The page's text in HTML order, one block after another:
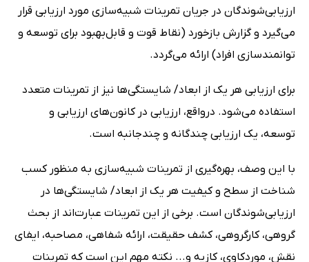
ارزیابی‌شوندگان در جریان تمرینات شبیه‌سازی مورد ارزیابی قرار
می‌گیرد و گزارش بازخورد (نقاط قوت و قابل‌بهبود برای توسعه و
توانمندسازی افراد) ارائه می‌گردد.
برای ارزیابی هر یک از ابعاد/ شایستگی‌ها نیز از تمرینات متعدد
استفاده می‌شود. درواقع، ارزیابی در کانون‌های ارزیابی و
توسعه، یک ارزیابی چندگانه و چندجانبه است.
با این وصف، بهره‌گیری از تمرینات شبیه‌سازی به منظور کسب
شناخت از سطح و کیفیت هر یک از ابعاد/ شایستگی‌ها در
ارزیابی‌شوندگان است. برخی از این تمرینات عبارت‌اند از بحث
گروهی، کارگروهی، کشف حقیقت، ارائه شفاهی، مصاحبه، ایفای
نقش، موردکاوی، کازیه و... نکته مهم این است که تمرینات